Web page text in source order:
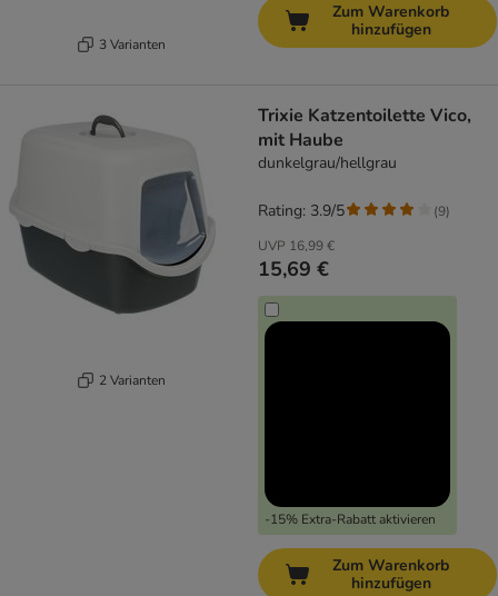
3 Varianten
Zum Warenkorb
hinzufügen
2 Varianten
Trixie Katzentoilette Vico,
mit Haube
dunkelgrau/hellgrau
UVP 16,99 €
15,69 €
-15% Extra-Rabatt aktivieren
Rating: 3.9/5 (9)
Zum Warenkorb
hinzufügen